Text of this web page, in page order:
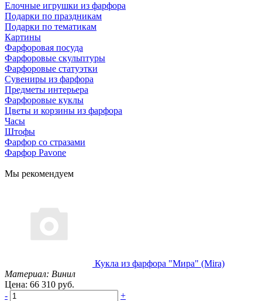
Елочные игрушки из фарфора
Подарки по праздникам
Подарки по тематикам
Картины
Фарфоровая посуда
Фарфоровые скульптуры
Фарфоровые статуэтки
Сувениры из фарфора
Предметы интерьера
Фарфоровые куклы
Цветы и корзины из фарфора
Часы
Штофы
Фарфор со стразами
Фарфор Pavone
Мы рекомендуем
Кукла из фарфора "Мира" (Mira)
Материал: Винил
Цена: 66 310 руб.
-
+